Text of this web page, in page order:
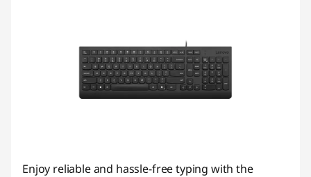
Enjoy reliable and hassle-free typing with the